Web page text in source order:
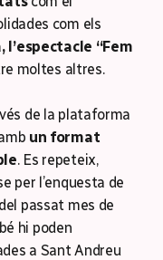
com els
“Fem
moltes altres.
de la plataforma
un format
. Es repeteix,
per l’enquesta de
passat mes de
hi poden
a Sant Andreu